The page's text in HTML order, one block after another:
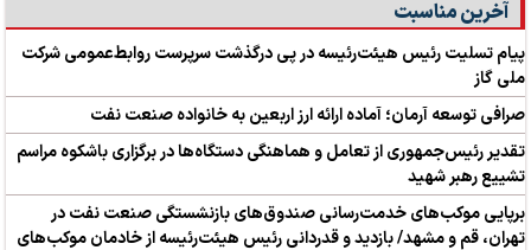
آخرین مناسبت
پیام تسلیت رئیس هیئت‌رئیسه در پی درگذشت سرپرست روابط‌عمومی شرکت
ملی گاز
صرافی توسعه آرمان؛ آماده ارائه ارز اربعین به خانواده صنعت نفت
تقدیر رئیس‌جمهوری از تعامل و هماهنگی دستگاه‌ها در برگزاری باشکوه مراسم
تشییع رهبر شهید
برپایی موکب‌های خدمت‌رسانی صندوق‌های بازنشستگی صنعت نفت در
تهران، قم و مشهد/ بازدید و قدردانی رئیس هیئت‌رئیسه از خادمان موکب‌های